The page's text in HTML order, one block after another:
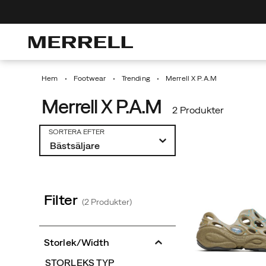
Discover
Hem Footwear Trending Merrell X P.A.M
Merrell X P.A.M 2 Produkter
SORTERA EFTER
Filter (2 Produkter)
Storlek/Width
STORLEKS TYP